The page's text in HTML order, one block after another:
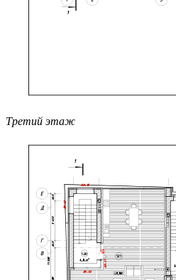
Третий этаж